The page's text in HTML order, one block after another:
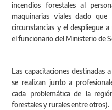
incendios forestales al
maquinarias viales dado
circunstancias y el despliegue
el funcionario del Ministerio de
Las capacitaciones destinadas
se realizan junto a
cada problemática de la
forestales y rurales entre otros).